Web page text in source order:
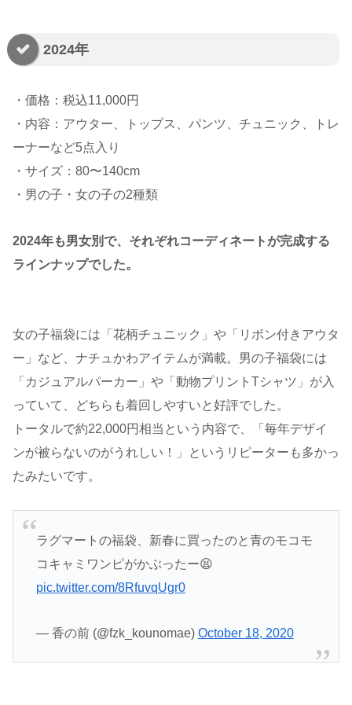
2024年
・価格：税込11,000円
・内容：アウター、トップス、パンツ、チュニック、トレ
ーナーなど5点入り
・サイズ：80〜140cm
・男の子・女の子の2種類
2024年も男女別で、それぞれコーディネートが完成する
ラインナップでした。
女の子福袋には「花柄チュニック」や「リボン付きアウタ
ー」など、ナチュかわアイテムが満載。男の子福袋には
「カジュアルパーカー」や「動物プリントTシャツ」が入
っていて、どちらも着回しやすいと好評でした。
トータルで約22,000円相当という内容で、「毎年デザイ
ンが被らないのがうれしい！」というリピーターも多かっ
たみたいです。
ラグマートの福袋、新春に買ったのと青のモコモ
コキャミワンピがかぶったー😫
pic.twitter.com/8RfuvqUgr0
— 香の前 (@fzk_kounomae) October 18, 2020